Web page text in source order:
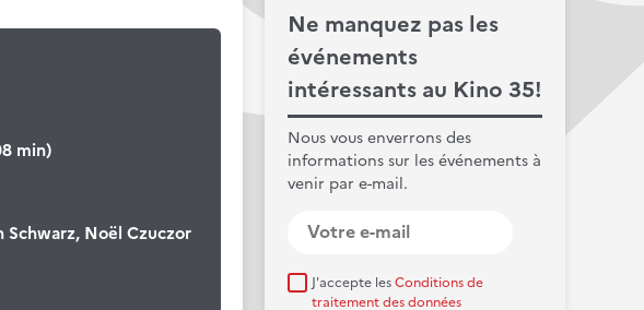
Ne manquez pas les
événements
intéressants au Kino 35!
Nous vous enverrons des
informations sur les événements à
venir par e-mail.
J'accepte lesConditions de
traitement des données
min)
Schwarz, Noël Czuczor